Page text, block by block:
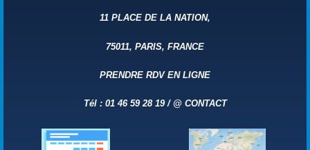
11 PLACE DE LA NATION,
75011, PARIS, FRANCE
PRENDRE RDV EN LIGNE
Tél : 01 46 59 28 19 / @ CONTACT